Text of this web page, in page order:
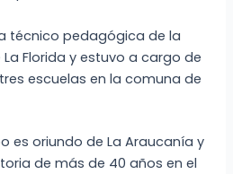
técnico pedagógica de la
Florida y estuvo a cargo de
escuelas en la comuna de
es oriundo de La Araucanía y
de más de 40 años en el